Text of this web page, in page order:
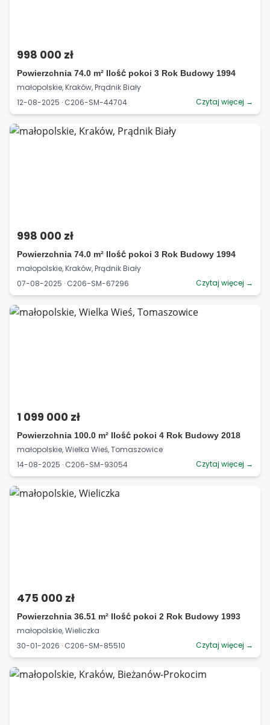
998 000 zł
Powierzchnia 74.0 m² Ilość pokoi 3 Rok Budowy 1994
małopolskie, Kraków, Prądnik Biały
12-08-2025 · C206-SM-44704
Czytaj więcej →
998 000 zł
Powierzchnia 74.0 m² Ilość pokoi 3 Rok Budowy 1994
małopolskie, Kraków, Prądnik Biały
07-08-2025 · C206-SM-67296
Czytaj więcej →
1 099 000 zł
Powierzchnia 100.0 m² Ilość pokoi 4 Rok Budowy 2018
małopolskie, Wielka Wieś, Tomaszowice
14-08-2025 · C206-SM-93054
Czytaj więcej →
475 000 zł
Powierzchnia 36.51 m² Ilość pokoi 2 Rok Budowy 1993
małopolskie, Wieliczka
30-01-2026 · C206-SM-85510
Czytaj więcej →